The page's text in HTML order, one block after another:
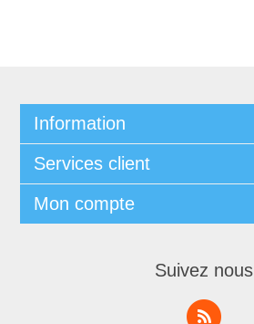
Information
Services client
Mon compte
Suivez nous